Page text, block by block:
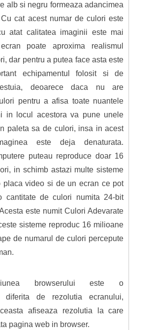
alb si negru formeaza adancimea
cat acest numar de culori este
atat calitatea imaginii este mai
poate aproxima realismul
dar pentru a putea face asta este
echipamentul folosit si de
deoarece daca nu are
pentru a afisa toate nuantele
in locul acestora va pune unele
paleta sa de culori, insa in acest
este deja denaturata.
puteau reproduce doar 16
in schimb astazi multe sisteme
placa video si de un ecran ce pot
cantitate de culori numita 24-bit
este numit Culori Adevarate
sisteme reproduc 16 milioane
de numarul de culori percepute
browserului este o
diferita de rezolutia ecranului,
afiseaza rezolutia la care
pagina web in browser.